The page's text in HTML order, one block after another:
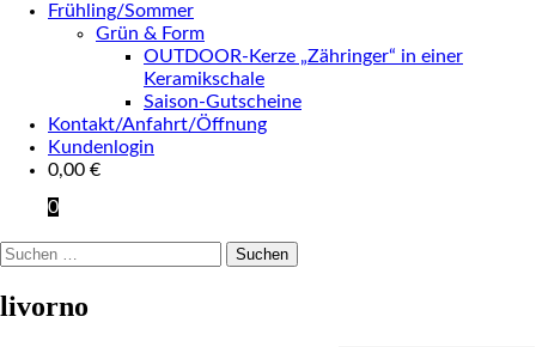
Frühling/Sommer
Grün & Form
OUTDOOR-Kerze „Zähringer“ in einer
Keramikschale
Saison-Gutscheine
Kontakt/Anfahrt/Öffnung
Kundenlogin
0,00 €
0
Suchen
livorno